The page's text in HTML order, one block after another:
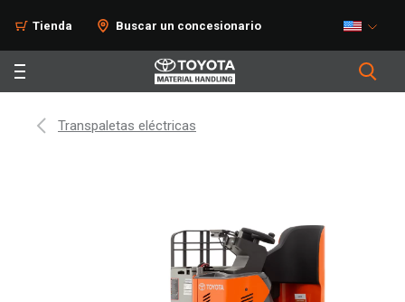
Tienda Buscar un concesionario
Transpaletas eléctricas